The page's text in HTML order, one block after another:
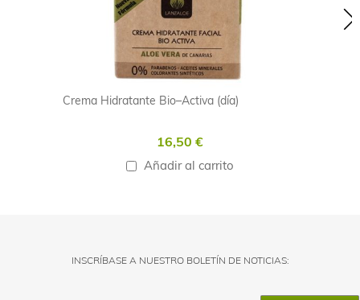
Crema Hidratante Bio–Activa (día)
16,50 €
Añadir al carrito
INSCRÍBASE A NUESTRO BOLETÍN DE NOTICIAS: